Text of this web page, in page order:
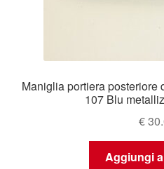
Maniglia portiera posteriore
107 Blu
€
Aggiungi